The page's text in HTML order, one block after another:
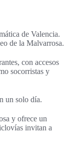
de Valencia.
de la Malvarrosa.
con accesos
socorristas y
un solo día.
y ofrece un
invitan a